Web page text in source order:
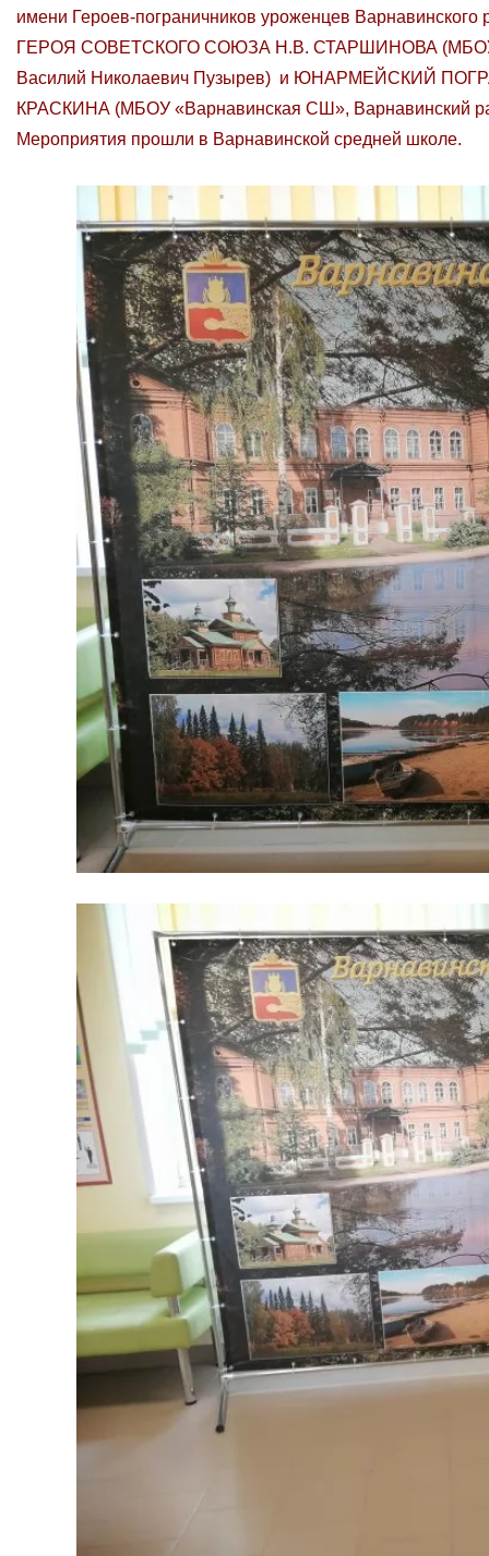
имени Героев-пограничников уроженцев
ГЕРОЯ СОВЕТСКОГО СОЮЗА Н.В. СТАРШИНОВА (МБОУ
Василий Николаевич Пузырев) и ЮНАРМЕЙСКИЙ
КРАСКИНА (МБОУ «Варнавинская СШ», Варнавинский
Мероприятия прошли в Варнавинской средней школе.